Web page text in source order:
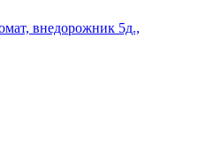
внедорожник 5д.,